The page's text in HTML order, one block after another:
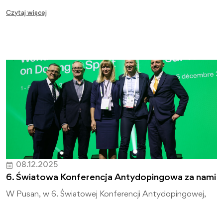
Czytaj więcej
08.12.2025
6. Światowa Konferencja Antydopingowa za nami
W Pusan, w 6. Światowej Konferencji Antydopingowej,